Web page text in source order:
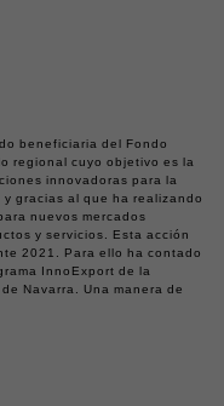
beneficiaria del Fondo
regional cuyo objetivo es la
innovadoras para la
gracias al que ha realizando
nuevos mercados
y servicios. Esta acción
2021. Para ello ha contado
InnoExport de la
Navarra. Una manera de